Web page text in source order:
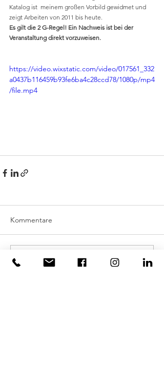
Katalog ist  meinem großen Vorbild gewidmet und
zeigt Arbeiten von 2011 bis heute.
Es gilt die 2 G-Regel! Ein Nachweis ist bei der
Veranstaltung direkt vorzuweisen.
https://video.wixstatic.com/video/017561_332
a0437b116459b93fe6ba4c28ccd78/1080p/mp4
/file.mp4
Kommentare
Kommentar verfassen...